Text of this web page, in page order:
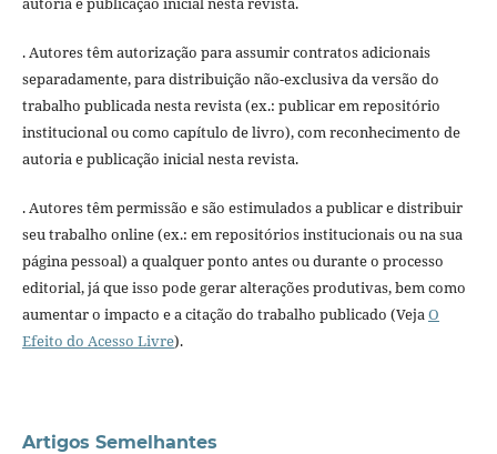
. Autores têm autorização para assumir contratos adicionais
separadamente, para distribuição não-exclusiva da versão do
trabalho publicada nesta revista (ex.: publicar em repositório
institucional ou como capítulo de livro), com reconhecimento de
autoria e publicação inicial nesta revista.
. Autores têm permissão e são estimulados a publicar e distribuir
seu trabalho online (ex.: em repositórios institucionais ou na sua
página pessoal) a qualquer ponto antes ou durante o processo
editorial, já que isso pode gerar alterações produtivas, bem como
aumentar o impacto e a citação do trabalho publicado (VejaO
Efeito do Acesso Livre).
Artigos Semelhantes